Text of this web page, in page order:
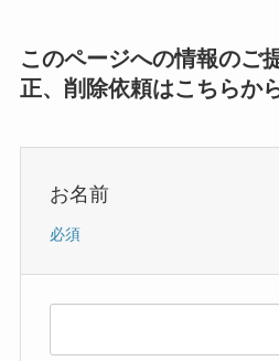
このページへの情報のご
正、削除依頼はこちらか
お名前
必須